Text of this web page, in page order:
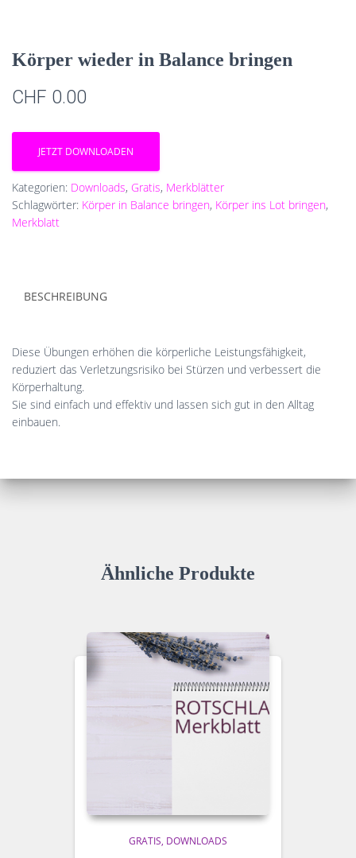
Körper wieder in Balance bringen
CHF 0.00
JETZT DOWNLOADEN
Kategorien: Downloads, Gratis, Merkblätter
Schlagwörter: Körper in Balance bringen, Körper ins Lot bringen,
Merkblatt
BESCHREIBUNG
Diese Übungen erhöhen die körperliche Leistungsfähigkeit,
reduziert das Verletzungsrisiko bei Stürzen und verbessert die
Körperhaltung.
Sie sind einfach und effektiv und lassen sich gut in den Alltag
einbauen.
Ähnliche Produkte
GRATIS DOWNLOADS